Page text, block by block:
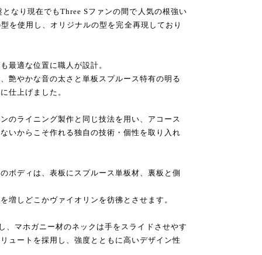
なり現在でもThree Sファンの間で人気の根強い
を使用し、オリジナルの型を完全再現しており
最適な位置に職人が設計。
艶やかな音の太さと単板スプルース特有の明る
仕上げました。
のライニング製作と同じ技法を用い、アコース
いからこそ作れる独自の技術・個性を取り入れ
ボディは、表板にスプルース単板材、裏板と側
増しどこかヴァイオリンを彷彿とさせます。
、マホガニー材のネックは手をスライドさせやす
ュートを採用し、強度とともに高いデザイン性